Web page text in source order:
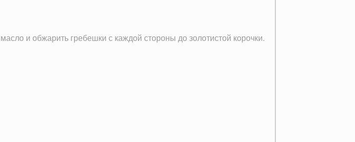
и обжарить гребешки с каждой стороны до золотистой корочки.